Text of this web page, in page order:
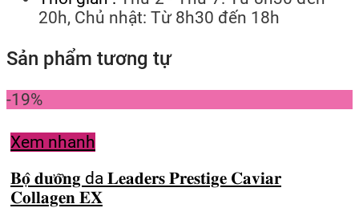
20h, Chủ nhật: Từ 8h30 đến 18h
Sản phẩm tương tự
-19%
Xem nhanh
𝐁𝐨̣̂ 𝐝𝐮̛𝐨̛̃𝐧𝐠 da 𝐋𝐞𝐚𝐝𝐞𝐫𝐬 𝐏𝐫𝐞𝐬𝐭𝐢𝐠𝐞 𝐂𝐚𝐯𝐢𝐚𝐫
𝐂𝐨𝐥𝐥𝐚𝐠𝐞𝐧 𝐄𝐗